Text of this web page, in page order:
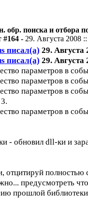
обр. поиска и отбора
#164 - 29. Августа 2008
писал(а) 29. Августа
писал(а) 29. Августа
параметров в
параметров в
параметров в
параметров в
- обновил dll-ки и
отцитируй
предусмотреть
прошлой